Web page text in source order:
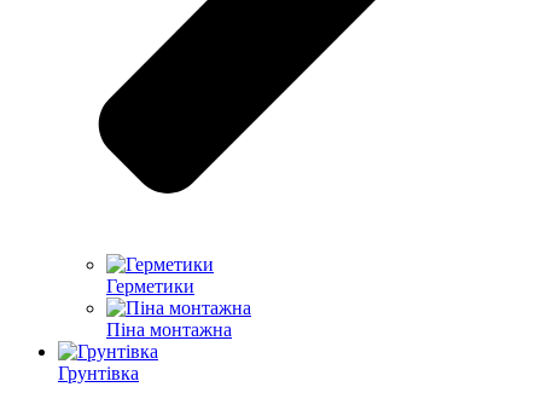
Герметики
Піна монтажна
Грунтівка